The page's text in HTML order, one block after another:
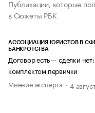
Публикации, которые
в Сюжеты РБК
АССОЦИАЦИЯ ЮРИСТОВ В
БАНКРОТСТВА
Договор есть — сделки
комплектом первички
Мнение эксперта
4